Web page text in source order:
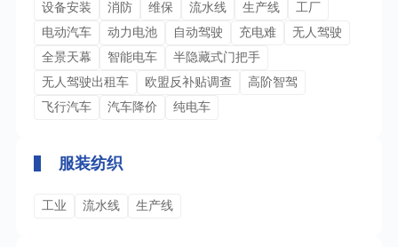
设备安装 消防 维保 流水线 生产线
工厂
电动汽车
动力电池 自动驾驶 充电难
无人驾驶
全景天幕
智能电车
半隐藏式门把手
无人驾驶出租车
欧盟反补贴调查
高阶智驾
飞行汽车
汽车降价 纯电车
服装纺织
工业 流水线 生产线